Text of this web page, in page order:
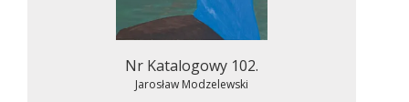
Nr Katalogowy 102.
Jarosław Modzelewski